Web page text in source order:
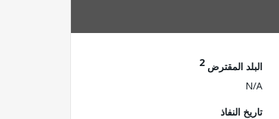
البلد المقترض 2
N/A
تاريخ النفاذ